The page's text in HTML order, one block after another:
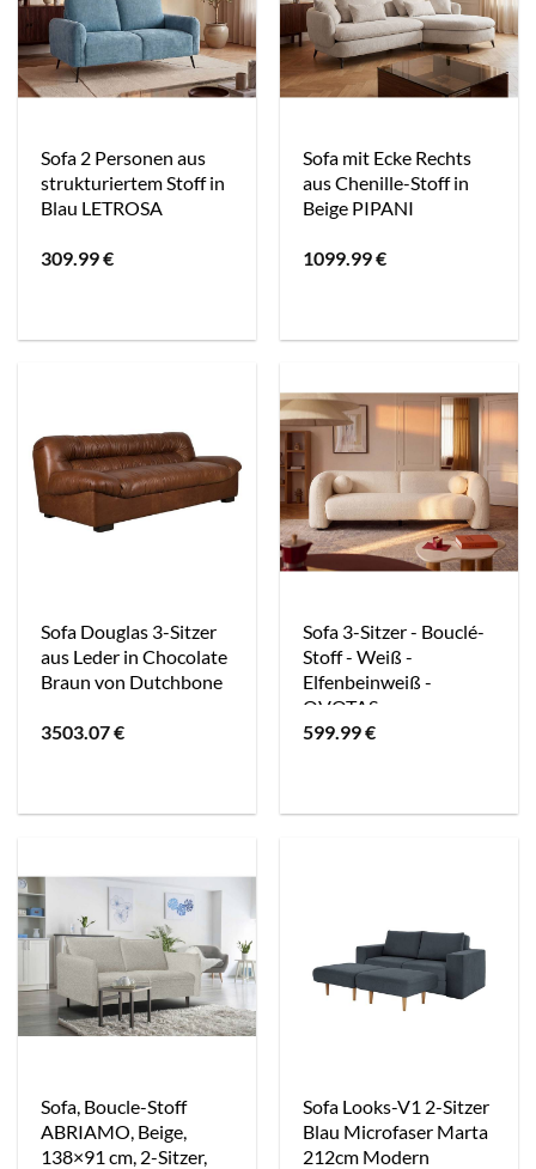
Sofa 2 Personen aus
strukturiertem Stoff in
Blau LETROSA
309.99€
Sofa mit Ecke Rechts
aus Chenille-Stoff in
Beige PIPANI
1099.99€
Sofa Douglas 3-Sitzer
aus Leder in Chocolate
Braun von Dutchbone
3503.07€
Sofa 3-Sitzer - Bouclé-
Stoff - Weiß -
Elfenbeinweiß -
OVOTAS
599.99€
Sofa, Boucle-Stoff
ABRIAMO, Beige,
138×91 cm, 2-Sitzer,
Sofa Looks-V1 2-Sitzer
Blau Microfaser Marta
212cm Modern